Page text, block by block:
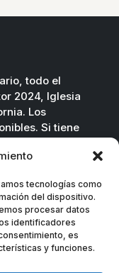
tecnologías como
del dispositivo.
procesar datos
identificadores
es
y funciones.
todo el
2024, Iglesia
Los
Si tiene
.